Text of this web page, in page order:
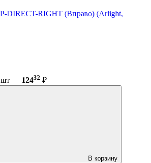
DIRECT-RIGHT (Вправо) (Arlight,
шт — 12432 ₽
В корзину